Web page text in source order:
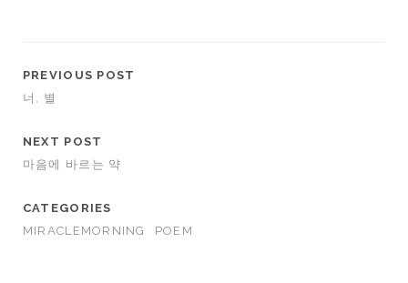
PREVIOUS POST
너, 별
NEXT POST
마음에 바르는 약
CATEGORIES
MIRACLEMORNING
POEM